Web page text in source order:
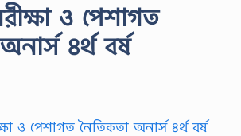
ও পেশাগত
৪র্থ বর্ষ